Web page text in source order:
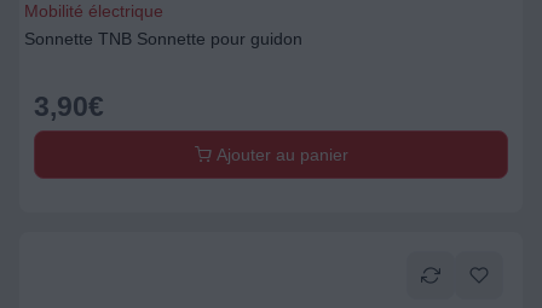
Mobilité électrique
Sonnette TNB Sonnette pour guidon
3,90€
Ajouter au panier